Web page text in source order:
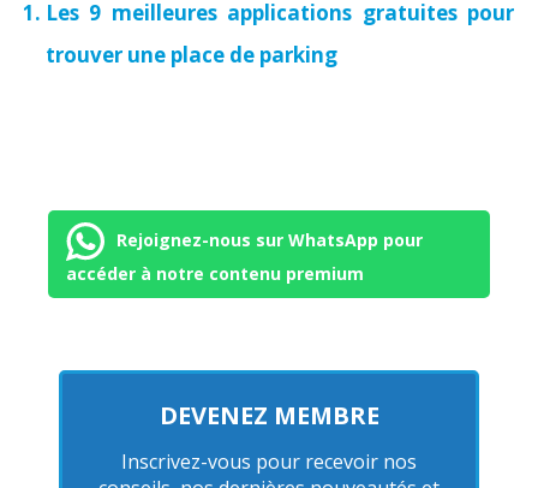
Les 9 meilleures applications gratuites pour
trouver une place de parking
Rejoignez-nous sur WhatsApp pour
accéder à notre contenu premium
DEVENEZ MEMBRE
Inscrivez-vous pour recevoir nos